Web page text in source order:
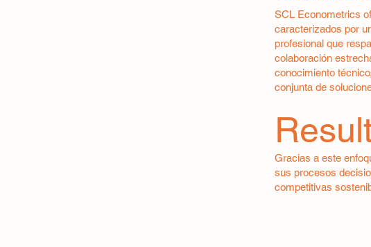
SCL Econometrics
caracterizados por
profesional que
colaboración
conocimiento
conjunta de
Gracias a este
sus procesos
competitivas